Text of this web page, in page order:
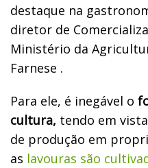
destaque na
diretor de
Ministério da
Farnese .
Para ele, é inegável o
cultura, tendo em
de produção em
as lavouras são